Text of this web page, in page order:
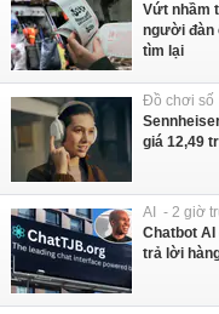
Vứt nhầm
người đàn
tìm lại
Đồ chơi số
giá 12,49
AI - 2 giờ
Chatbot
trả lời